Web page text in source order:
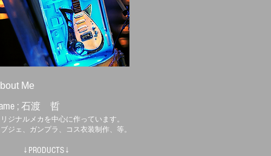
Me
; 石渡 哲
ジナルメカを中心に作っています。
ジェ、ガンプラ、コス衣装制作、等。
↓PRODUCTS↓